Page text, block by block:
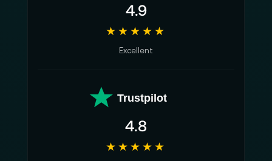
4.9
★★★★★
Excellent
Trustpilot
4.8
★★★★★